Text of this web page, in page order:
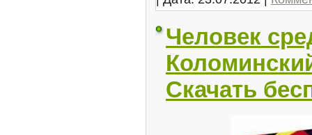
Человек
Скачать